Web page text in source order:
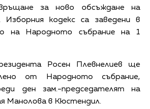
за ново обсъждане на
Изборния кодекс са заведени в
на Народното събрание на 1
Росен Плевнелиев ще
от Народното събрание,
ден зам.-председателят на
Манолова в Кюстендил.